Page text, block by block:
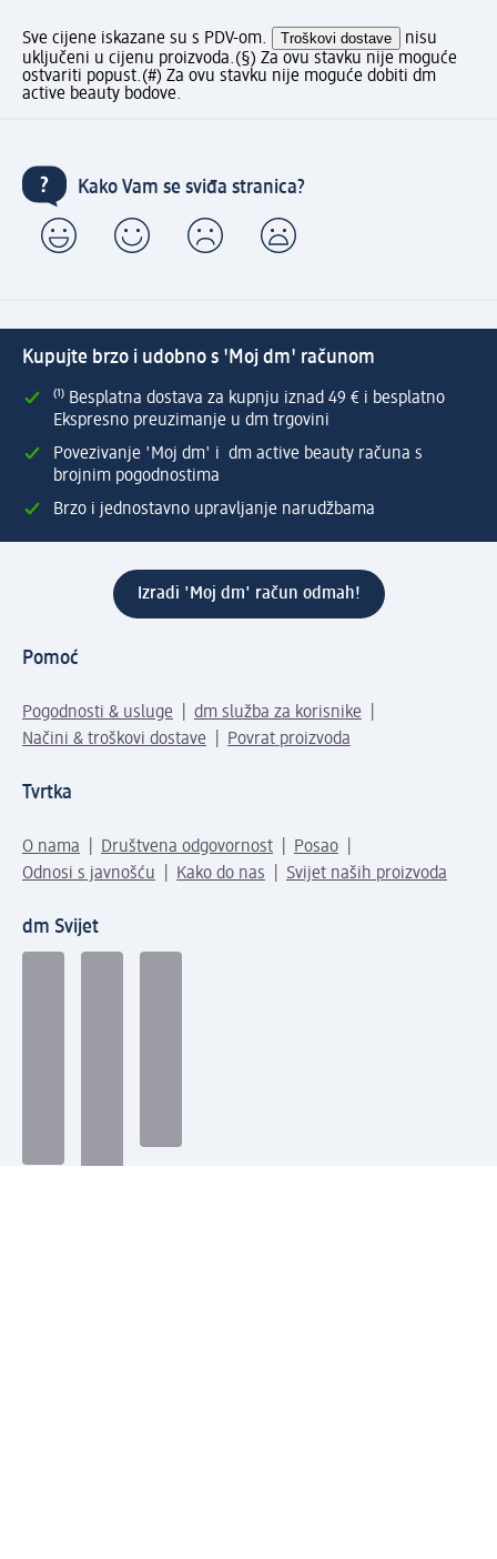
Sve cijene iskazane su s PDV-om. Troškovi dostave
nisu
uključeni u cijenu proizvoda.(§) Za ovu stavku nije moguće
ostvariti popust.(#) Za ovu stavku nije moguće dobiti dm
active beauty bodove.
Kako Vam se sviđa stranica?
Kupujte brzo i udobno s 'Moj dm' računom
⁽¹⁾ Besplatna dostava za kupnju iznad 49 € i besplatno
Ekspresno preuzimanje u dm trgovini
Povezivanje 'Moj dm' i dm active beauty računa s
brojnim pogodnostima
Brzo i jednostavno upravljanje narudžbama
Izradi 'Moj dm' račun odmah!
Pomoć
Pogodnosti & usluge
dm služba za korisnike
Načini & troškovi dostave
Povrat proizvoda
Tvrtka
O nama Društvena odgovornost
Posao
Odnosi s javnošću
Kako do nas Svijet naših proizvoda
dm Svijet